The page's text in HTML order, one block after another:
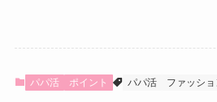
パパ活 ポイント パパ活 ファッショ